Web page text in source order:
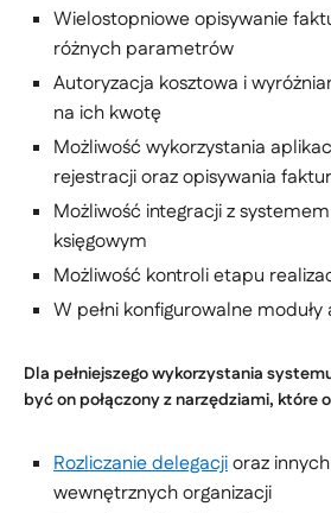
Wielostopniowe opisywanie
różnych parametrów
Autoryzacja kosztowa i
na ich kwotę
Możliwość wykorzystania
rejestracji oraz opisywania faktur
Możliwość integracji z
księgowym
Możliwość kontroli etapu
W pełni konfigurowalne
Dla pełniejszego wykorzystania
być on połączony z narzędziami, które
Rozliczanie delegacjioraz
wewnętrznych organizacji